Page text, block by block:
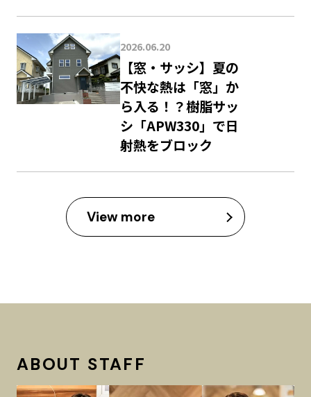
2026.06.20
【窓・サッシ】夏の
不快な熱は「窓」か
ら入る！？樹脂サッ
シ「APW330」で日
射熱をブロック
View more
ABOUT STAFF